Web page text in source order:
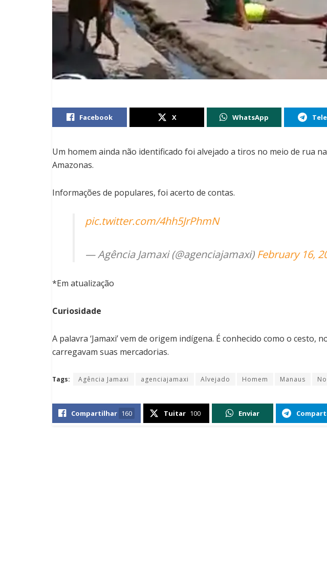
Facebook X WhatsApp
Um homem ainda não identificado foi alvejado a tiros no meio de rua
Amazonas.
Informações de populares, foi acerto de contas.
pic.twitter.com/4hh5JrPhmN
— Agência Jamaxi (@agenciajamaxi) February 16,
*Em atualização
Curiosidade
A palavra ‘Jamaxi’ vem de origem indígena. É conhecido como o cesto,
carregavam suas mercadorias.
Tags: Agência Jamaxi agenciajamaxi Alvejado Homem Manaus
Compartilhar 160 Tuitar 100 Enviar